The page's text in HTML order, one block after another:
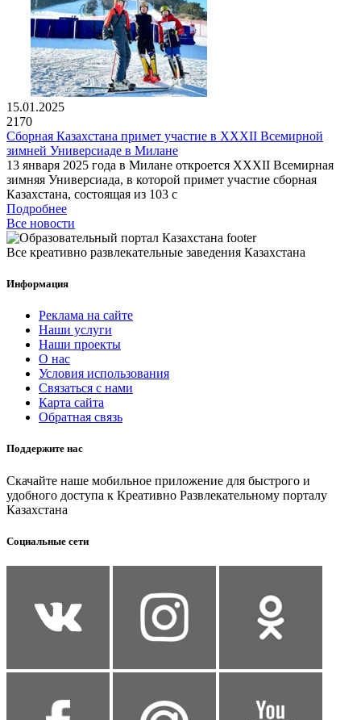
15.01.2025
2170
Сборная Казахстана примет участие в XXXII Всемирной
зимней Универсиаде в Милане
13 января 2025 года в Милане откроется XXXII Всемирная
зимняя Универсиада, в которой примет участие сборная
Казахстана, состоящая из 103 с
Подробнее
Все новости
Все креативно развлекательные заведения Казахстана
Информация
Реклама на сайте
Наши услуги
Наши проекты
О нас
Условия использования
Связаться с нами
Карта сайта
Обратная связь
Поддержите нас
Скачайте наше мобильное приложение для быстрого и
удобного доступа к Креативно Развлекательному порталу
Казахстана
Социальные сети